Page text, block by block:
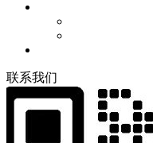
联系我们